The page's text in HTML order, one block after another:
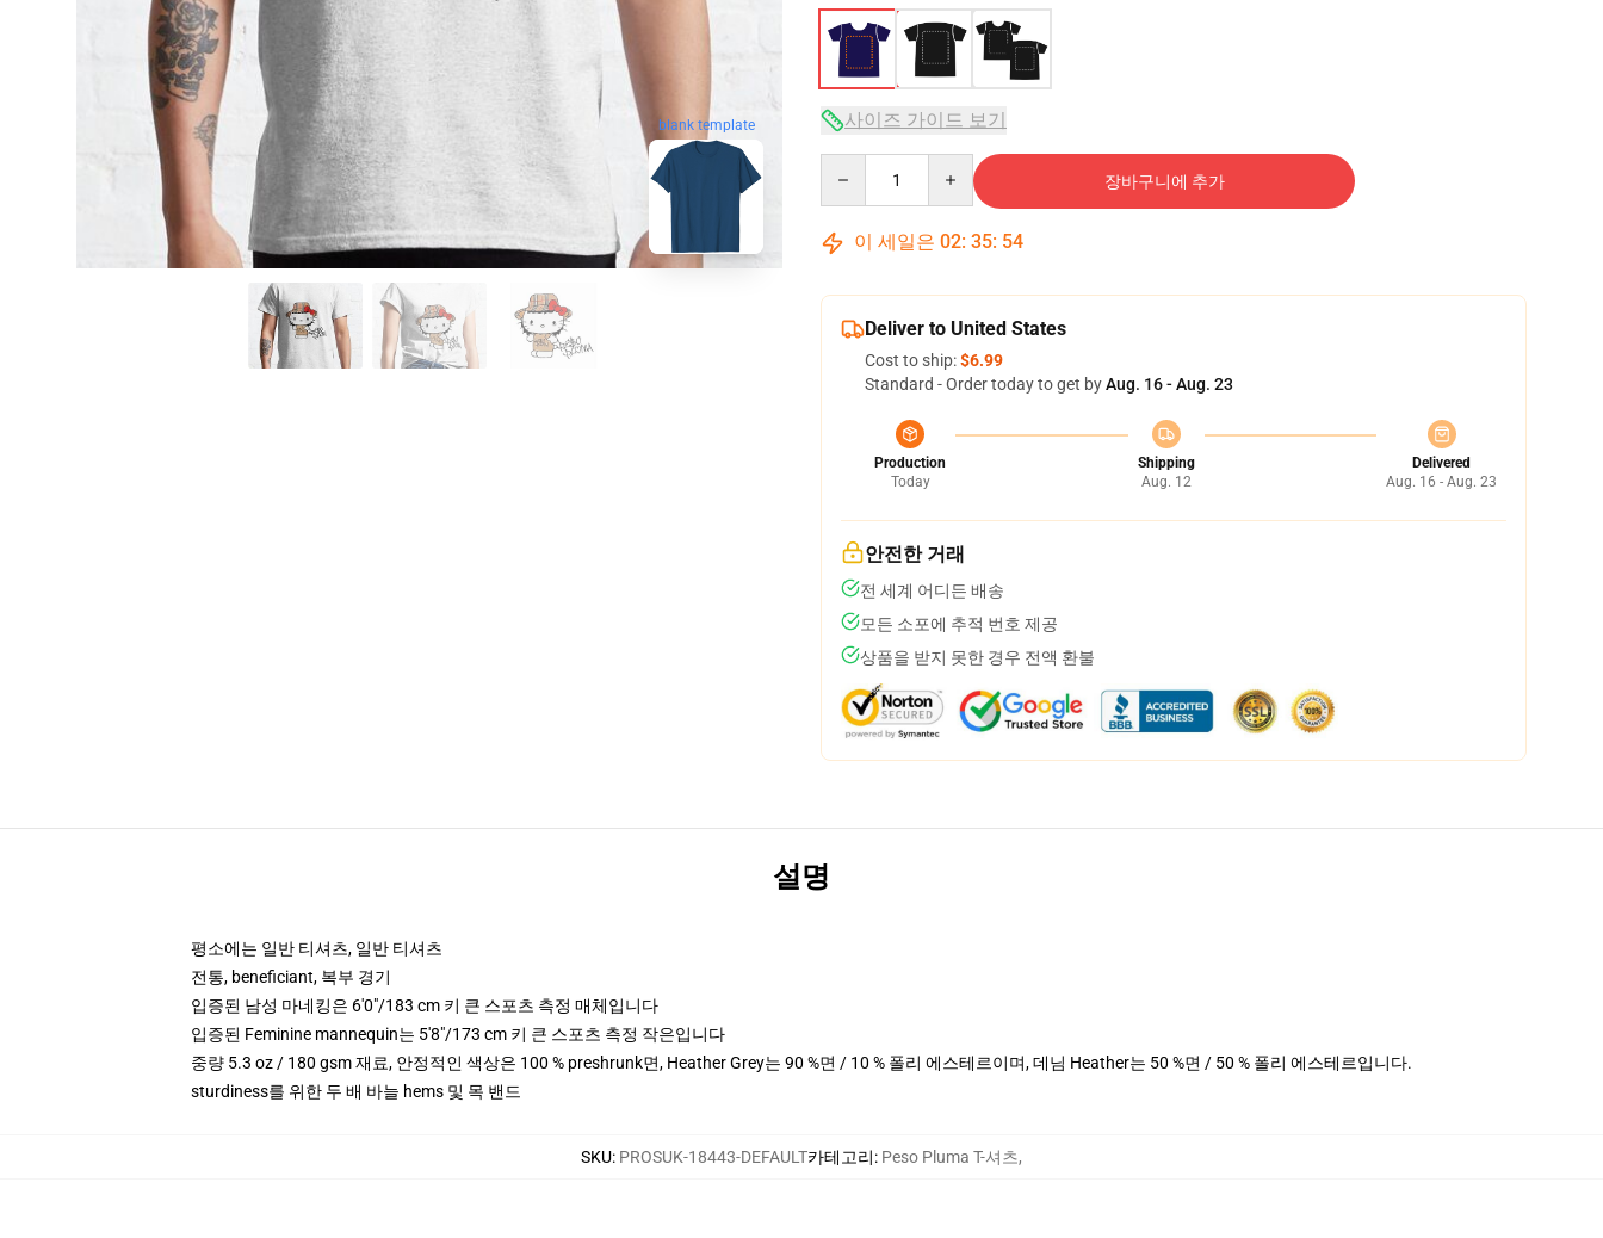
blank template 사이즈 가이드 보기
장바구니에 추가
이 세일은 02: 35: 53
Deliver to United States
Cost to ship:$6.99
Standard - Order today to get byAug. 16 - Aug. 23
Production
Today
Shipping
Aug. 12
Delivered
Aug. 16 - Aug. 23
안전한 거래
전 세계 어디든 배송
모든 소포에 추적 번호 제공
상품을 받지 못한 경우 전액 환불
설명
평소에는 일반 티셔츠, 일반 티셔츠
전통, beneficiant, 복부 경기
입증된 남성 마네킹은 6'0"/183 cm 키 큰 스포츠 측정 매체입니다
입증된 Feminine mannequin는 5'8"/173 cm 키 큰 스포츠 측정 작은입니다
중량 5.3 oz / 180 gsm 재료, 안정적인 색상은 100 % preshrunk면, Heather Grey는 90 %면 / 10 % 폴리 에스테르이며, 데님 Heather는 50 %면 / 50 % 폴리 에스테르입니다.
sturdiness를 위한 두 배 바늘 hems 및 목 밴드
SKU: PROSUK-18443-DEFAULT카테고리: Peso Pluma T-셔츠,